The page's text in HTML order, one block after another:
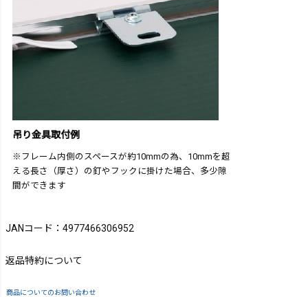
吊り金具取付例
※フレーム内側のスペースが約10mmの為、10mmを超
える長さ（厚さ）の釘やフックに掛けた場合、多少隙
間ができます
JANコード：4977466306952
返品特約について
商品についてのお問い合わせ